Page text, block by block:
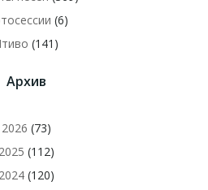
(6)
(141)
Архив
2026 (73)
2025 (112)
2024(120)